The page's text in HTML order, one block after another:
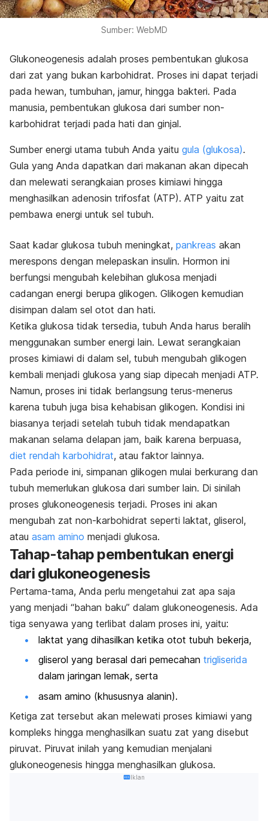
Sumber: WebMD
Glukoneogenesis adalah proses pembentukan glukosa
dari zat yang bukan karbohidrat. Proses ini dapat terjadi
pada hewan, tumbuhan, jamur, hingga bakteri. Pada
manusia, pembentukan glukosa dari sumber non-
karbohidrat terjadi pada hati dan ginjal.
Sumber energi utama tubuh Anda yaitu gula (glukosa).
Gula yang Anda dapatkan dari makanan akan dipecah
dan melewati serangkaian proses kimiawi hingga
menghasilkan adenosin trifosfat (ATP). ATP yaitu zat
pembawa energi untuk sel tubuh.
Saat kadar glukosa tubuh meningkat, pankreas akan
merespons dengan melepaskan insulin. Hormon ini
berfungsi mengubah kelebihan glukosa menjadi
cadangan energi berupa glikogen. Glikogen kemudian
disimpan dalam sel otot dan hati.
Ketika glukosa tidak tersedia, tubuh Anda harus beralih
menggunakan sumber energi lain. Lewat serangkaian
proses kimiawi di dalam sel, tubuh mengubah glikogen
kembali menjadi glukosa yang siap dipecah menjadi ATP.
Namun, proses ini tidak berlangsung terus-menerus
karena tubuh juga bisa kehabisan glikogen. Kondisi ini
biasanya terjadi setelah tubuh tidak mendapatkan
makanan selama delapan jam, baik karena berpuasa,
diet rendah karbohidrat, atau faktor lainnya.
Pada periode ini, simpanan glikogen mulai berkurang dan
tubuh memerlukan glukosa dari sumber lain. Di sinilah
proses glukoneogenesis terjadi. Proses ini akan
mengubah zat non-karbohidrat seperti laktat, gliserol,
atau asam amino menjadi glukosa.
Tahap-tahap pembentukan energi
dari glukoneogenesis
Pertama-tama, Anda perlu mengetahui zat apa saja
yang menjadi “bahan baku” dalam glukoneogenesis. Ada
tiga senyawa yang terlibat dalam proses ini, yaitu:
laktat yang dihasilkan ketika otot tubuh bekerja,
gliserol yang berasal dari pemecahan trigliserida
dalam jaringan lemak, serta
asam amino (khususnya alanin).
Ketiga zat tersebut akan melewati proses kimiawi yang
kompleks hingga menghasilkan suatu zat yang disebut
piruvat. Piruvat inilah yang kemudian menjalani
glukoneogenesis hingga menghasilkan glukosa.
Iklan